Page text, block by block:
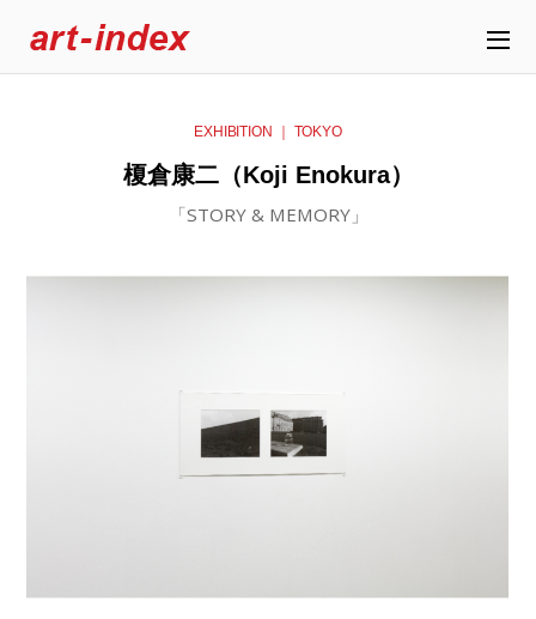
EXHIBITION ｜ TOKYO
榎倉康二（Koji Enokura）
「STORY & MEMORY」